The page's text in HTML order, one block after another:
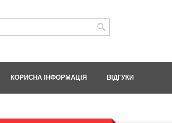
КОРИСНА ІНФОРМАЦІЯ ВІДГУКИ